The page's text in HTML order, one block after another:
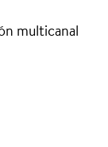
multicanal